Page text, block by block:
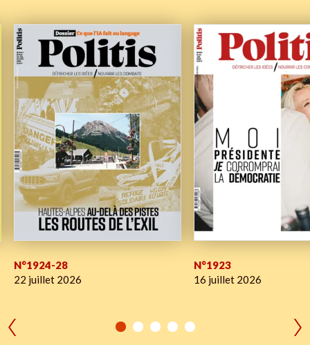
N°1924-28
22 juillet 2026
N°1923
16 juillet 2026